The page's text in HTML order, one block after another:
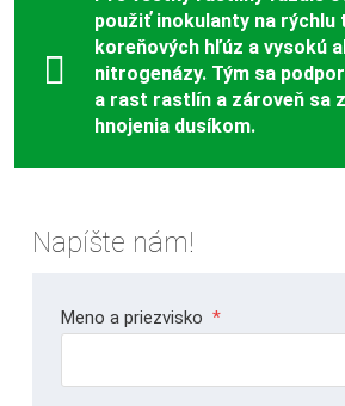
použiť inokulanty na rýchlu
koreňových hľúz a vysokú
nitrogenázy. Tým sa
a rast rastlín a zároveň sa
hnojenia dusíkom.
Napíšte nám!
Meno a priezvisko *